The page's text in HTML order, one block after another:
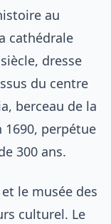
au
cathédrale
dresse
du centre
berceau de la
perpétue
300 ans.
le musée des
culturel. Le